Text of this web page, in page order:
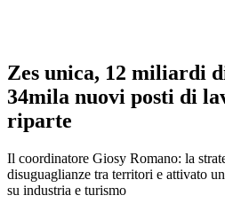
Zes unica, 12 miliardi
34mila nuovi posti di
riparte
Il coordinatore Giosy Romano: la
disuguaglianze tra territori e attivato
su industria e turismo